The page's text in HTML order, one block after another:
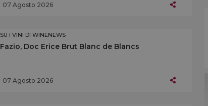
07 Agosto 2026
SU I VINI DI WINENEWS
Fazio, Doc Erice Brut Blanc de Blancs
07 Agosto 2026